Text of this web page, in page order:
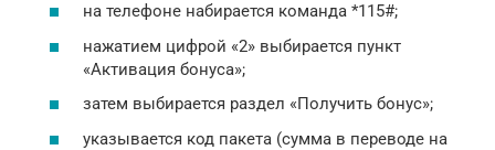
на телефоне набирается команда *115#;
нажатием цифрой «2» выбирается пункт
«Активация бонуса»;
затем выбирается раздел «Получить бонус»;
указывается код пакета (сумма в переводе на